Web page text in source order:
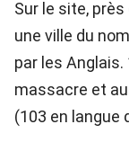
Sur le site,
une ville du
par les
massacre et
(103 en langue